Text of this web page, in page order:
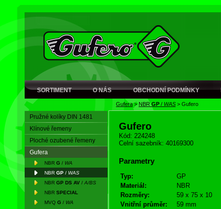
SORTIMENT O NÁS OBCHODNÍ PODMÍNKY
Gufera> NBRGP / WAS > Gufero
Pružné kolíky DIN 1481
Klínové řemeny
Ploché ozubené řemeny
Gufera
NBR G / WA
NBR GP / WAS
NBR GP DS AV / A/BS
NBR SPECIAL
MVQ G / WA
Gufero
Kód: 224248
Celní sazebník: 40169300
Parametry
Typ:
GP
Materiál:
NBR
Rozměry:
59 x 75 x 10
Vnitřní průměr:
59 mm